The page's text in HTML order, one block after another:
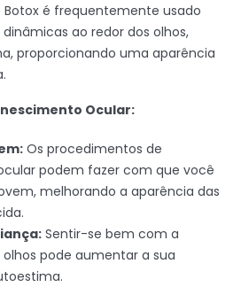
Botox é frequentemente usado
ao redor dos olhos,
proporcionando uma aparência
Ocular:
Os procedimentos de
podem fazer com que você
melhorando a aparência das
Sentir-se bem com a
pode aumentar a sua